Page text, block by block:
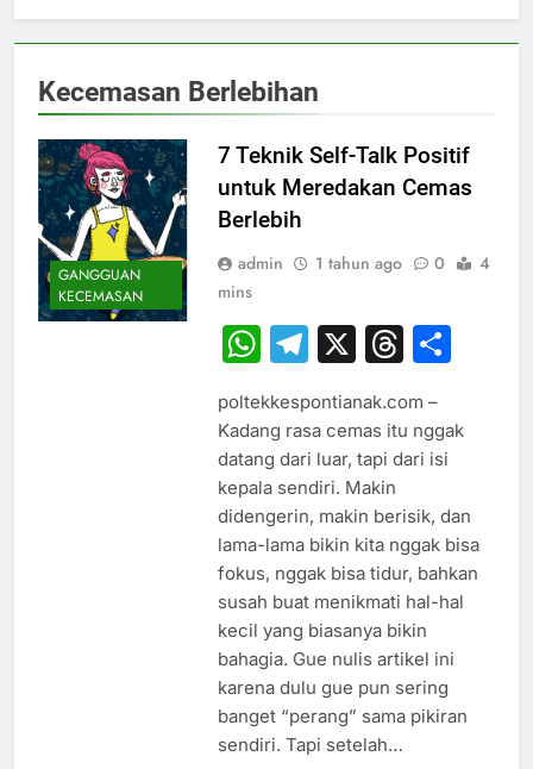
Kecemasan Berlebihan
GANGGUAN
KECEMASAN
7 Teknik Self-Talk Positif
untuk Meredakan Cemas
Berlebih
admin 1 tahun ago 0
4
mins
WhatsApp
Telegram
X
poltekkespontianak.com –
Kadang rasa cemas itu nggak
datang dari luar, tapi dari isi
kepala sendiri. Makin
didengerin, makin berisik, dan
lama-lama bikin kita nggak bisa
fokus, nggak bisa tidur, bahkan
susah buat menikmati hal-hal
kecil yang biasanya bikin
bahagia. Gue nulis artikel ini
karena dulu gue pun sering
banget “perang” sama pikiran
sendiri. Tapi setelah…